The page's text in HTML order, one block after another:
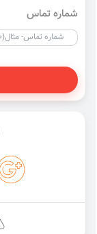
شماره تماس